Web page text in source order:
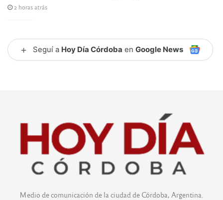
2 horas atrás
+ Seguí a Hoy Día Córdoba en Google News
Medio de comunicación de la ciudad de Córdoba, Argentina.